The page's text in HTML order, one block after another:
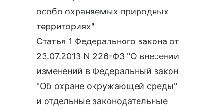
особо охраняемых природных
территориях"
Статья 1 Федерального закона от
23.07.2013 N 226-ФЗ "О внесении
изменений в Федеральный закон
"Об охране окружающей среды"
и отдельные законодательные